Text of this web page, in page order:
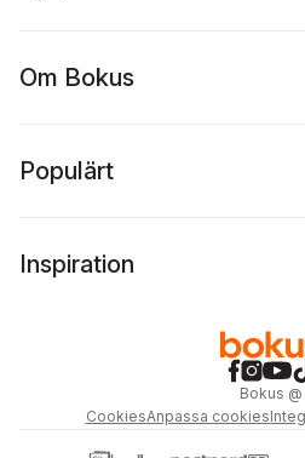
Om Bokus
Populärt
Inspiration
Bokus @
CookiesAnpassa cookies